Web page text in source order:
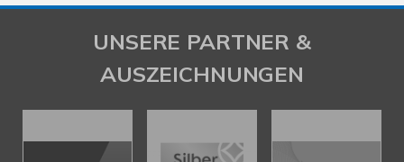
UNSERE PARTNER &
AUSZEICHNUNGEN